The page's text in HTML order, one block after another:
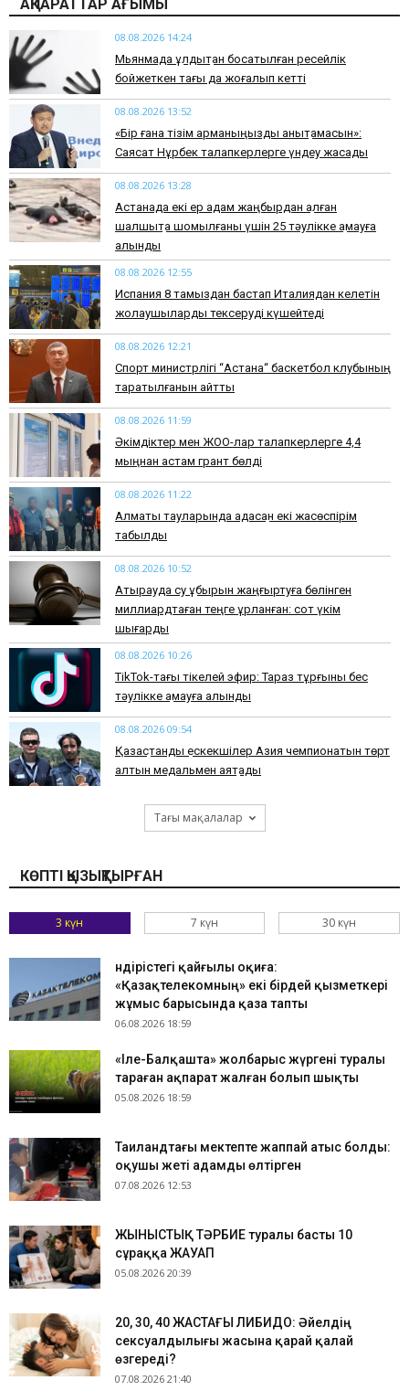
АҚПАРАТТАР АҒЫМЫ
08.08.2026 14:24
Мьянмада құлдықтан босатылған ресейлік
бойжеткен тағы да жоғалып кетті
08.08.2026 13:52
«Бір ғана тізім арманыңызды анықтамасын»:
Саясат Нұрбек талапкерлерге үндеу жасады
08.08.2026 13:28
Астанада екі ер адам жаңбырдан қалған
шалшықта шомылғаны үшін 25 тәулікке қамауға
алынды
08.08.2026 12:55
Испания 8 тамыздан бастап Италиядан келетін
жолаушыларды тексеруді күшейтеді
08.08.2026 12:21
Спорт министрлігі “Астана“ баскетбол клубының
таратылғанын айтты
08.08.2026 11:59
Әкімдіктер мен ЖОО-лар талапкерлерге 4,4
мыңнан астам грант бөлді
08.08.2026 11:22
Алматы тауларында адасқан екі жасөспірім
табылды
08.08.2026 10:52
Атырауда су құбырын жаңғыртуға бөлінген
миллиардтаған теңге ұрланған: сот үкім
шығарды
08.08.2026 10:26
TikTok-тағы тікелей эфир: Тараз тұрғыны бес
тәулікке қамауға алынды
08.08.2026 09:54
Қазақстандық ескекшілер Азия чемпионатын төрт
алтын медальмен аяқтады
Тағы мақалалар
КӨПТІ ҚЫЗЫҚТЫРҒАН
3 күн 7 күн 30 күн
Өндірістегі қайғылы оқиға:
«Қазақтелекомның» екі бірдей қызметкері
жұмыс барысында қаза тапты
06.08.2026 18:59
«Іле-Балқашта» жолбарыс жүргені туралы
тараған ақпарат жалған болып шықты
05.08.2026 18:59
Таиландтағы мектепте жаппай атыс болды:
оқушы жеті адамды өлтірген
07.08.2026 12:53
ЖЫНЫСТЫҚ ТӘРБИЕ туралы басты 10
сұраққа ЖАУАП
05.08.2026 20:39
​20, 30, 40 ЖАСТАҒЫ ЛИБИДО: Әйелдің
сексуалдылығы жасына қарай қалай
өзгереді?
07.08.2026 21:40